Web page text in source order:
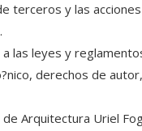
terceros y las
las leyes y
derechos de
de Arquitectura Uriel